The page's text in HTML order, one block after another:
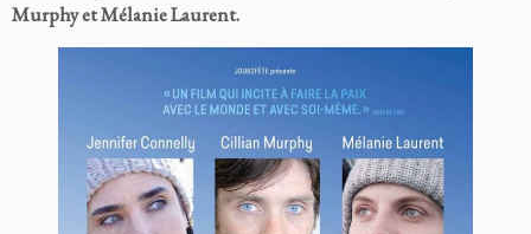
Murphy et Mélanie Laurent.